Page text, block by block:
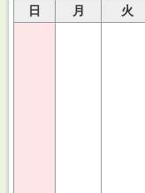
日 月 火